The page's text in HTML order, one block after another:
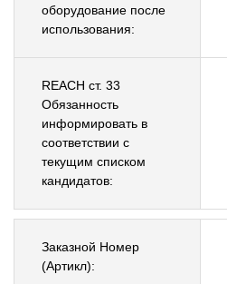
оборудование после
использования:
REACH ст. 33
Обязанность
информировать в
соответствии с
текущим списком
кандидатов:
Заказной Номер
(Артикл):